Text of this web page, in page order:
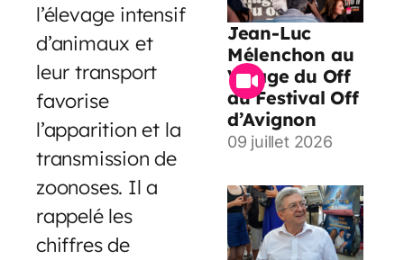
l’élevage intensif
d’animaux et
leur transport
favorise
l’apparition et la
transmission de
zoonoses. Il a
rappelé les
chiffres de
Jean-Luc
Mélenchon au
Village du Off
du Festival Off
d’Avignon
09 juillet 2026